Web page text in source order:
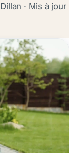
· Mis à jour